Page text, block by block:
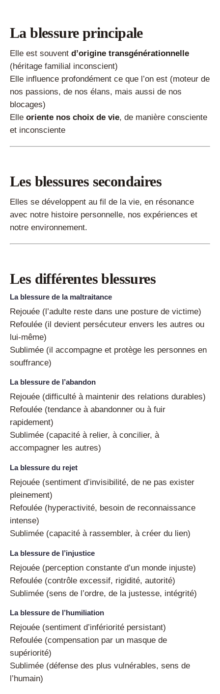
La blessure principale
Elle est souvent d’origine transgénérationnelle
(héritage familial inconscient)
Elle influence profondément ce que l’on est (moteur de
nos passions, de nos élans, mais aussi de nos
blocages)
Elle oriente nos choix de vie, de manière consciente
et inconsciente
Les blessures secondaires
Elles se développent au fil de la vie, en résonance
avec notre histoire personnelle, nos expériences et
notre environnement.
Les différentes blessures
La blessure de la maltraitance
Rejouée (l’adulte reste dans une posture de victime)
Refoulée (il devient persécuteur envers les autres ou
lui-même)
Sublimée (il accompagne et protège les personnes en
souffrance)
La blessure de l’abandon
Rejouée (difficulté à maintenir des relations durables)
Refoulée (tendance à abandonner ou à fuir
rapidement)
Sublimée (capacité à relier, à concilier, à
accompagner les autres)
La blessure du rejet
Rejouée (sentiment d’invisibilité, de ne pas exister
pleinement)
Refoulée (hyperactivité, besoin de reconnaissance
intense)
Sublimée (capacité à rassembler, à créer du lien)
La blessure de l’injustice
Rejouée (perception constante d’un monde injuste)
Refoulée (contrôle excessif, rigidité, autorité)
Sublimée (sens de l’ordre, de la justesse, intégrité)
La blessure de l’humiliation
Rejouée (sentiment d’infériorité persistant)
Refoulée (compensation par un masque de
supériorité)
Sublimée (défense des plus vulnérables, sens de
l’humain)